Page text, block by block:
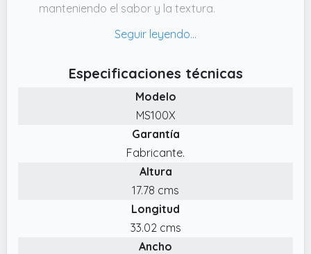
manteniendo el sabor y la textura.
✔️ CORTE PRECISO PARA LONCHAS
perfectas, logrando lonchas uniformes para
uso diario en familias y cocina doméstica o
✔️ SEGURIDAD Y ESTABILIDAD. Incluye botón
de seguridad y empujador para un uso
✔️ DISEÑO PLEGABLE Y FÁCIL LIMPIEZA. Diseño
plegable y compacto que facilita el
Especificaciones técnicas
Modelo
MS100X
Garantía
Fabricante.
Altura
17.78 cms
Longitud
33.02 cms
Ancho